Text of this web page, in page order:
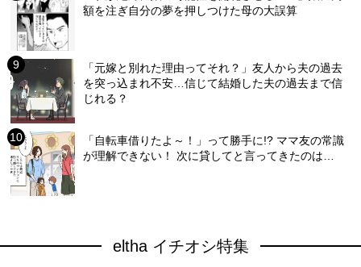
額を注ぎ自分の夢を押しつけた母の大誤算
「元嫁と別れた理由ってそれ？」友人から夫の過去
を突っ込まれ不安…信じて結婚した夫の過去まで信
じれる？
「自転車借りたよ～！」って勝手に!? ママ友の常識
が理解できない！ 次に貸してと言ってきたのは…
eltha イチオシ特集